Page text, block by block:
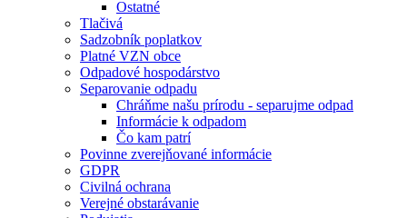
Ostatné
Tlačivá
Sadzobník poplatkov
Platné VZN obce
Odpadové hospodárstvo
Separovanie odpadu
Chráňme našu prírodu - separujme odpad
Informácie k odpadom
Čo kam patrí
Povinne zverejňované informácie
GDPR
Civilná ochrana
Verejné obstarávanie